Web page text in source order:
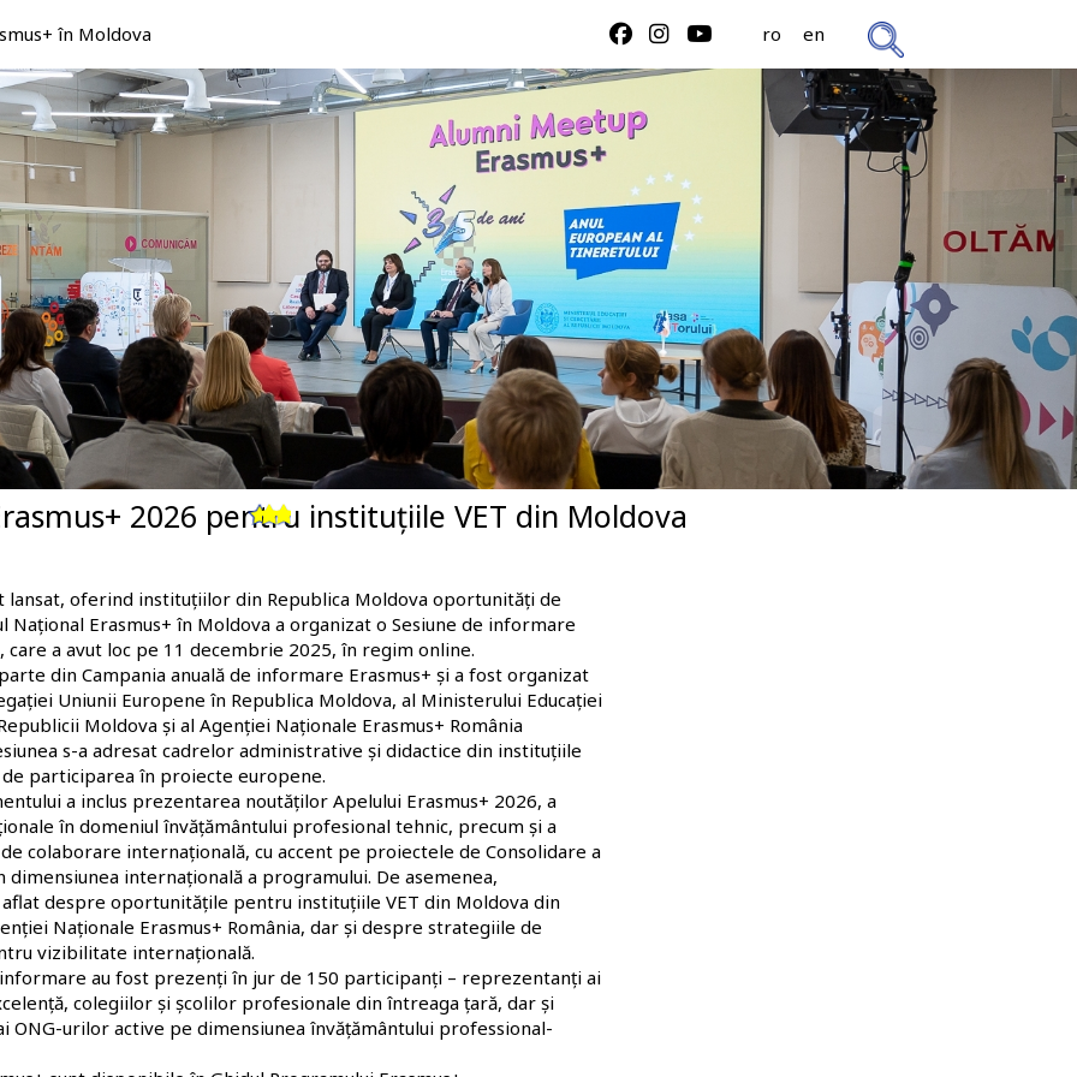
în Moldova ro en
2026 pentru instituțiile VET din Moldova
lansat, oferind instituțiilor din Republica Moldova oportunități de
Național Erasmus+ în Moldova a organizat o Sesiune de informare
, care a avut loc pe 11 decembrie 2025, în regim online.
din Campania anuală de informare Erasmus+ și a fost organizat
Uniunii Europene în Republica Moldova, al Ministerului Educației
Moldova și al Agenției Naționale Erasmus+ România
s-a adresat cadrelor administrative și didactice din instituțiile
participarea în proiecte europene.
a inclus prezentarea noutăților Apelului Erasmus+ 2026, a
în domeniul învățământului profesional tehnic, precum și a
colaborare internațională, cu accent pe proiectele de Consolidare a
dimensiunea internațională a programului. De asemenea,
despre oportunitățile pentru instituțiile VET din Moldova din
Naționale Erasmus+ România, dar și despre strategiile de
vizibilitate internațională.
informare au fost prezenți în jur de 150 participanți – reprezentanți ai
colegiilor și școlilor profesionale din întreaga țară, dar și
ONG-urilor active pe dimensiunea învățământului professional-